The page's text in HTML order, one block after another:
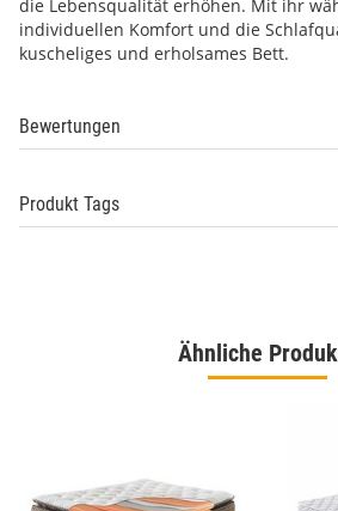
die Lebensqualität erhöhen. Mit ihr
individuellen Komfort und die
kuscheliges und erholsames Bett.
Bewertungen
Produkt Tags
Ähnliche